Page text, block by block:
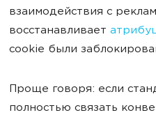
взаимодействия с
восстанавливает
cookie были
Проще говоря: если
полностью связать